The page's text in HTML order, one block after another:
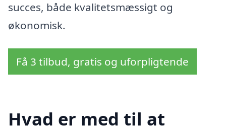
succes, både kvalitetsmæssigt og
økonomisk.
Få 3 tilbud, gratis og uforpligtende
Hvad er med til at